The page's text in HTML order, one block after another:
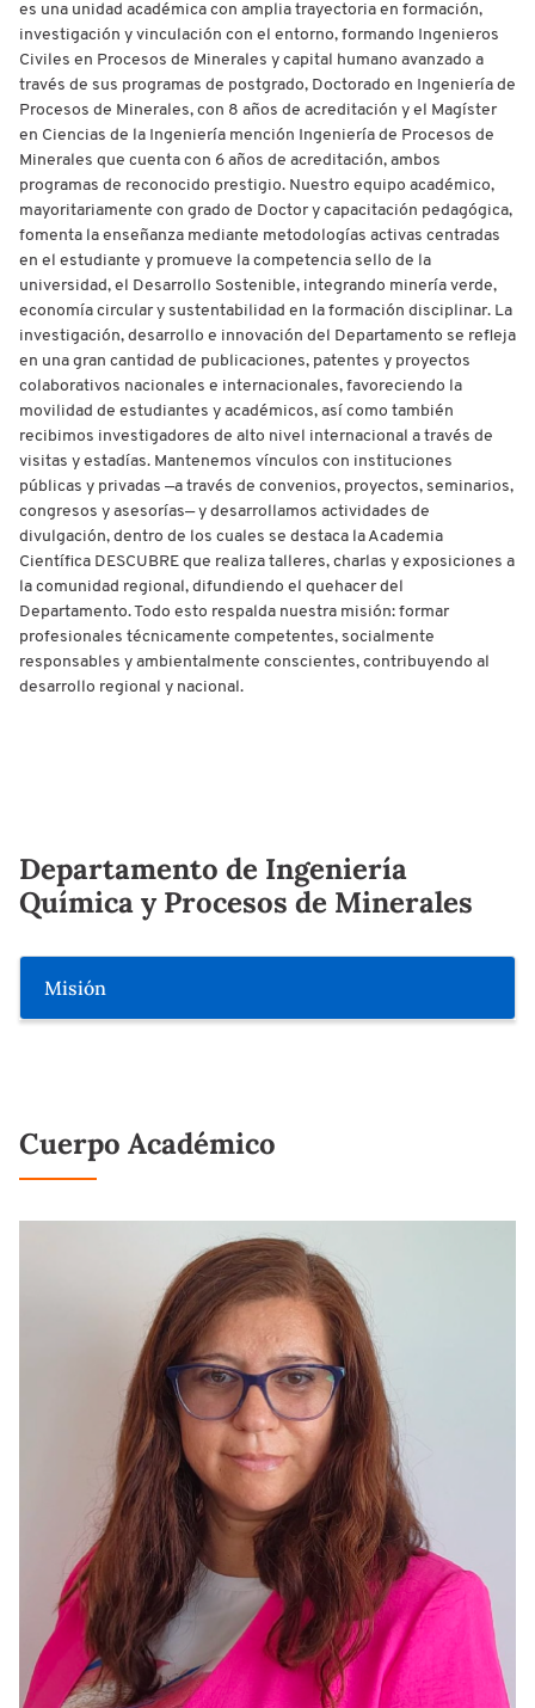
es una unidad académica con amplia trayectoria en formación,
investigación y vinculación con el entorno, formando Ingenieros
Civiles en Procesos de Minerales y capital humano avanzado a
través de sus programas de postgrado, Doctorado en Ingeniería de
Procesos de Minerales, con 8 años de acreditación y el Magíster
en Ciencias de la Ingeniería mención Ingeniería de Procesos de
Minerales que cuenta con 6 años de acreditación, ambos
programas de reconocido prestigio. Nuestro equipo académico,
mayoritariamente con grado de Doctor y capacitación pedagógica,
fomenta la enseñanza mediante metodologías activas centradas
en el estudiante y promueve la competencia sello de la
universidad, el Desarrollo Sostenible, integrando minería verde,
economía circular y sustentabilidad en la formación disciplinar. La
investigación, desarrollo e innovación del Departamento se refleja
en una gran cantidad de publicaciones, patentes y proyectos
colaborativos nacionales e internacionales, favoreciendo la
movilidad de estudiantes y académicos, así como también
recibimos investigadores de alto nivel internacional a través de
visitas y estadías. Mantenemos vínculos con instituciones
públicas y privadas —a través de convenios, proyectos, seminarios,
congresos y asesorías— y desarrollamos actividades de
divulgación, dentro de los cuales se destaca la Academia
Científica DESCUBRE que realiza talleres, charlas y exposiciones a
la comunidad regional, difundiendo el quehacer del
Departamento. Todo esto respalda nuestra misión: formar
profesionales técnicamente competentes, socialmente
responsables y ambientalmente conscientes, contribuyendo al
desarrollo regional y nacional.
Departamento de Ingeniería
Química y Procesos de Minerales
Misión
Cuerpo Académico